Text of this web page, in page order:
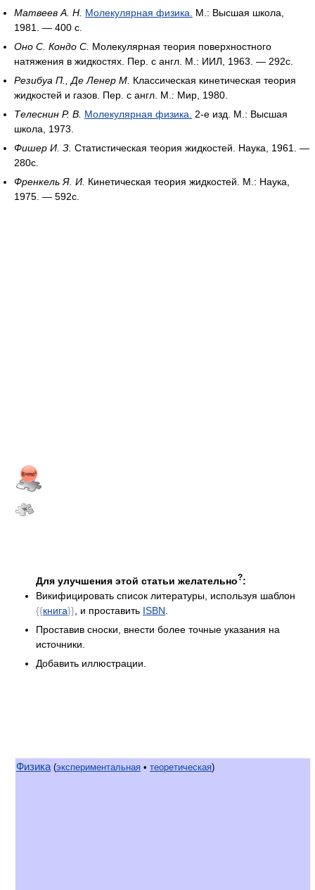
Матвеев А. Н. Молекулярная физика.
М.: Высшая школа,
1981. — 400 с.
Оно С. Кондо С. Молекулярная теория поверхностного
натяжения в жидкостях. Пер. с англ. М.: ИИЛ, 1963. — 292с.
Резибуа П., Де Ленер М. Классическая кинетическая теория
жидкостей и газов. Пер. с англ. М.: Мир, 1980.
Телеснин Р. В. Молекулярная физика.
2-е изд. М.: Высшая
школа, 1973.
Фишер И. З. Статистическая теория жидкостей. Наука, 1961. —
280с.
Френкель Я. И. Кинетическая теория жидкостей. М.: Наука,
1975. — 592с.
Для улучшения этой статьи желательно?:
Викифицировать список литературы, используя шаблон
{{книга}} , и проставить ISBN
Проставив сноски, внести более точные указания на
источники.
Добавить иллюстрации.
Физика (экспериментальная • теоретическая)